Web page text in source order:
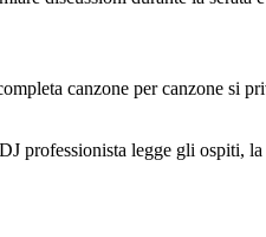
canzone per canzone si
professionista legge gli ospiti,